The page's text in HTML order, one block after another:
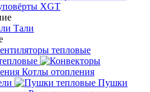
XGT
Тали
тепловые
Котлы отопления
Пушки